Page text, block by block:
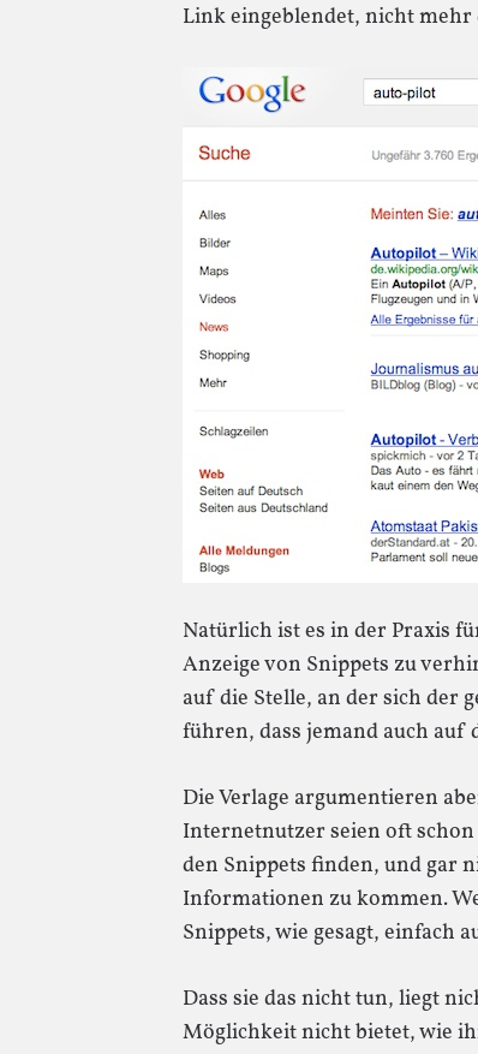
Link eingeblendet, nicht mehr
Natürlich ist es in der Praxis
Anzeige von Snippets zu
auf die Stelle, an der sich der
führen, dass jemand auch
Die Verlage argumentieren
Internetnutzer seien oft
den Snippets finden, und gar
Informationen zu kommen.
Snippets, wie gesagt, einfach
Dass sie das nicht tun, liegt
Möglichkeit nicht bietet, wie